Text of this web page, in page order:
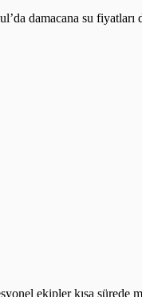
damacana su
ekipler kısa sürede